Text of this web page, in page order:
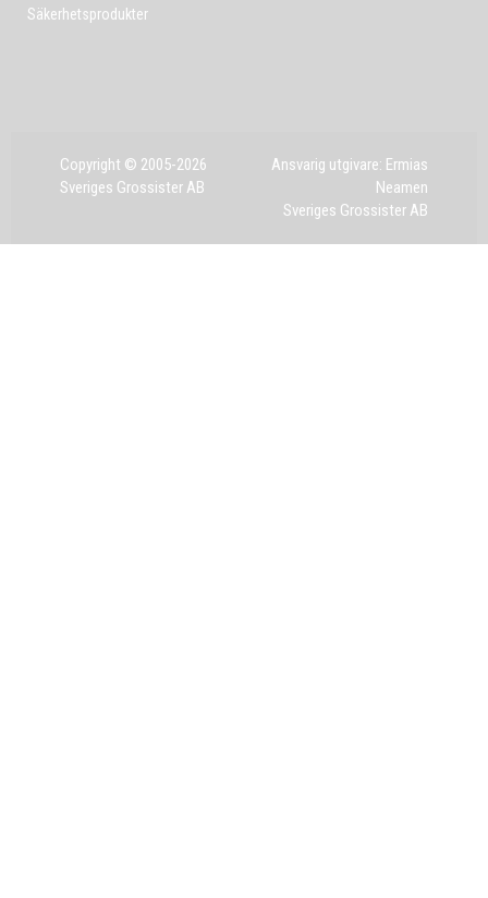
Säkerhetsprodukter
Copyright © 2005-2026
Sveriges Grossister AB
Ansvarig utgivare: Ermias
Neamen
Sveriges Grossister AB